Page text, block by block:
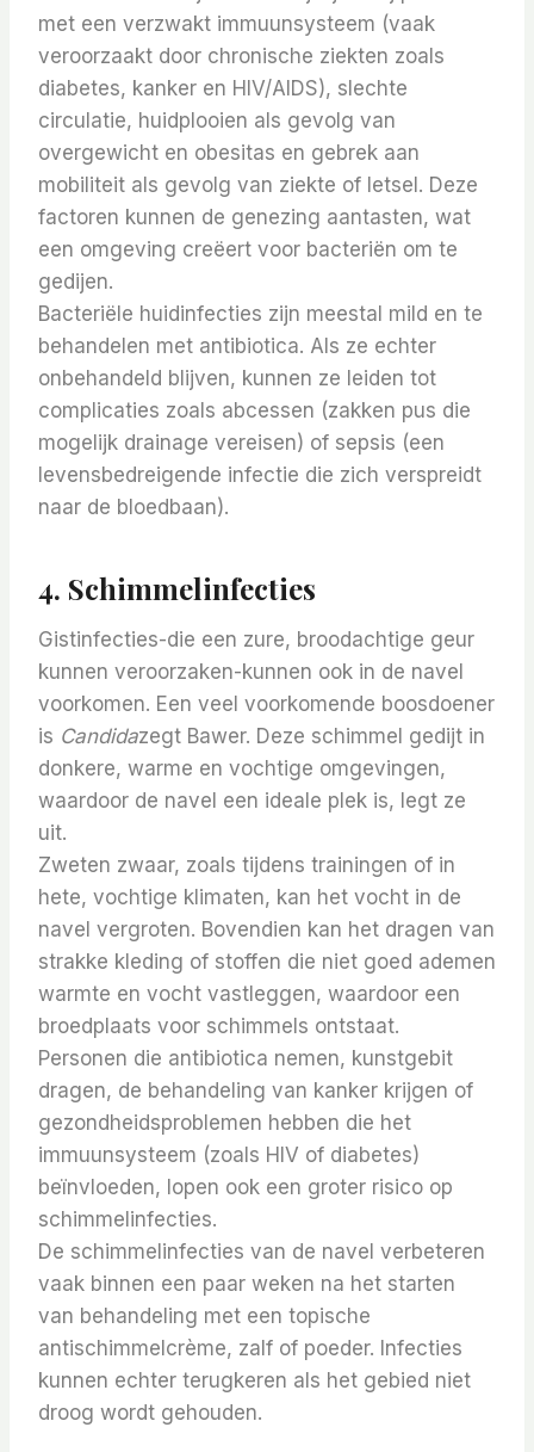
met een verzwakt immuunsysteem (vaak
veroorzaakt door chronische ziekten zoals
diabetes, kanker en HIV/AIDS), slechte
circulatie, huidplooien als gevolg van
overgewicht en obesitas en gebrek aan
mobiliteit als gevolg van ziekte of letsel. Deze
factoren kunnen de genezing aantasten, wat
een omgeving creëert voor bacteriën om te
gedijen.
Bacteriële huidinfecties zijn meestal mild en te
behandelen met antibiotica. Als ze echter
onbehandeld blijven, kunnen ze leiden tot
complicaties zoals abcessen (zakken pus die
mogelijk drainage vereisen) of sepsis (een
levensbedreigende infectie die zich verspreidt
naar de bloedbaan).
4. Schimmelinfecties
Gistinfecties-die een zure, broodachtige geur
kunnen veroorzaken-kunnen ook in de navel
voorkomen. Een veel voorkomende boosdoener
is Candidazegt Bawer. Deze schimmel gedijt in
donkere, warme en vochtige omgevingen,
waardoor de navel een ideale plek is, legt ze
uit.
Zweten zwaar, zoals tijdens trainingen of in
hete, vochtige klimaten, kan het vocht in de
navel vergroten. Bovendien kan het dragen van
strakke kleding of stoffen die niet goed ademen
warmte en vocht vastleggen, waardoor een
broedplaats voor schimmels ontstaat.
Personen die antibiotica nemen, kunstgebit
dragen, de behandeling van kanker krijgen of
gezondheidsproblemen hebben die het
immuunsysteem (zoals HIV of diabetes)
beïnvloeden, lopen ook een groter risico op
schimmelinfecties.
De schimmelinfecties van de navel verbeteren
vaak binnen een paar weken na het starten
van behandeling met een topische
antischimmelcrème, zalf of poeder. Infecties
kunnen echter terugkeren als het gebied niet
droog wordt gehouden.